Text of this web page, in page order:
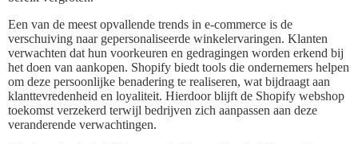
Een van de meest opvallende trends in e-commerce is de
verschuiving naar gepersonaliseerde winkelervaringen. Klanten
verwachten dat hun voorkeuren en gedragingen worden erkend bij
het doen van aankopen. Shopify biedt tools die ondernemers helpen
om deze persoonlijke benadering te realiseren, wat bijdraagt aan
klanttevredenheid en loyaliteit. Hierdoor blijft de Shopify webshop
toekomst verzekerd terwijl bedrijven zich aanpassen aan deze
veranderende verwachtingen.